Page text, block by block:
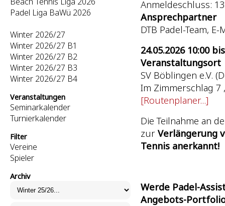
Padel Liga BaWü 2026
Winter 2026/27
Winter 2026/27 B1
Winter 2026/27 B2
Winter 2026/27 B3
Winter 2026/27 B4
Veranstaltungen
Seminarkalender
Turnierkalender
Filter
Vereine
Spieler
Archiv
Anmeldeschluss:
Ansprechpartner
DTB Padel-Team,
24.05.2026 10:00
Veranstaltungsort
SV Böblingen e.V.
Im Zimmerschlag 7
[Routenplaner...]
Die Teilnahme an
zur Verlängerung
Tennis anerkannt!
Werde Padel-
Angebots-